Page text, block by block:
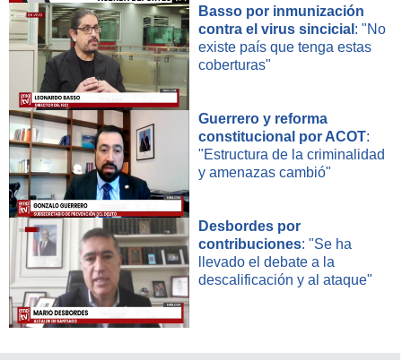
Basso por inmunización
contra el virus sincicial : "No
existe país que tenga estas
coberturas"
Guerrero y reforma
constitucional por ACOT:
"Estructura de la criminalidad
y amenazas cambió"
Desbordes por
contribuciones: "Se ha
llevado el debate a la
descalificación y al ataque"